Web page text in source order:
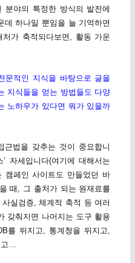
야의 특정한 방식의 발전에
데 하나일 뿐임을 늘 기억하면
가 축적되다보면, 활동 가운
문적인 지식을 바탕으로 글을
지식들을 얻는 방법들도 다양
노하우가 있다면 뭐가 있을까
근법을 갖추는 것이 중요합니
자세입니다(여기에 대해서는
페인 사이트도 만들었던 바
때, 그 출처가 되는 원재료를
실검증, 체계적 축적 등 여러
갖춰지면 나머지는 도구 활용
를 뒤지고, 통계청을 뒤지고,
…